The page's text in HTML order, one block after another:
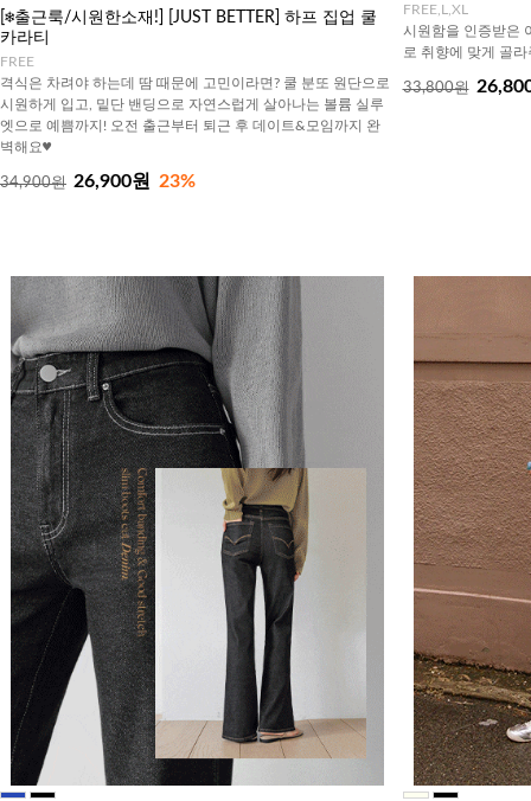
[❄️출근룩/시원한소재!] [JUST BETTER] 하프 집업 쿨
카라티
FREE
격식은 차려야 하는데 땀 때문에 고민이라면? 쿨 분또 원단으로
시원하게 입고, 밑단 밴딩으로 자연스럽게 살아나는 볼륨 실루
엣으로 예쁨까지! 오전 출근부터 퇴근 후 데이트&모임까지 완
벽해요♥
34,900원 26,900원 23%
FREE,L,XL
시원함을 인증받은
로 취향에 맞게 골라
33,800원